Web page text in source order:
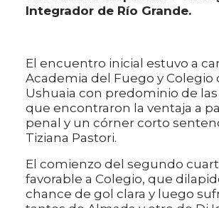
Integrador de Río Grande.
El encuentro inicial estuvo a
Academia del Fuego y Colegio
Ushuaia con predominio de las
que encontraron la ventaja a
penal y un córner corto
Tiziana Pastori.
El comienzo del segundo
favorable a Colegio, que
chance de gol clara y luego